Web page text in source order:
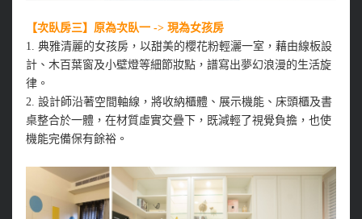
【次臥房三】原為次臥一 -> 現為女孩房
1. 典雅清麗的女孩房，以甜美的櫻花粉輕灑一室，藉由線板設
計、木百葉窗及小壁燈等細節妝點，譜寫出夢幻浪漫的生活旋
律。
2. 設計師沿著空間軸線，將收納櫃體、展示機能、床頭櫃及書
桌整合於一體，在材質虛實交疊下，既減輕了視覺負擔，也使
機能完備保有餘裕。